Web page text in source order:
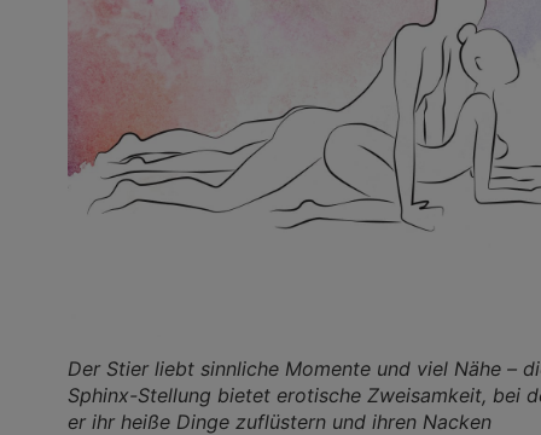
Der Stier liebt sinnliche Momente und viel Nähe –
Sphinx-Stellung bietet erotische Zweisamkeit, bei
er ihr heiße Dinge zuflüstern und ihren Nacken